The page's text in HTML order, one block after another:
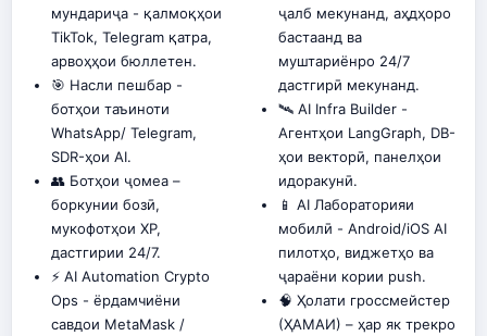
мундариҷа - қалмоқҳои
TikTok, Telegram қатра,
арвоҳҳои бюллетен.
🎯 Насли пешбар -
ботҳои таъиноти
WhatsApp/ Telegram,
SDR-ҳои AI.
👥 Ботҳои ҷомеа –
боркунии бозӣ,
мукофотҳои XP,
дастгирии 24/7.
⚡ AI Automation Crypto
Ops - ёрдамчиёни
савдои MetaMask /
ҷалб мекунанд, аҳдҳоро
бастаанд ва
муштариёнро 24/7
дастгирӣ мекунанд.
🛰️ AI Infra Builder -
Агентҳои LangGraph, DB-
ҳои векторӣ, панелҳои
идоракунӣ.
📱 AI Лабораторияи
мобилӣ - Android/iOS AI
пилотҳо, виджетҳо ва
ҷараёни кории push.
🧠 Ҳолати гроссмейстер
(ҲАМАИ) – ҳар як трекро